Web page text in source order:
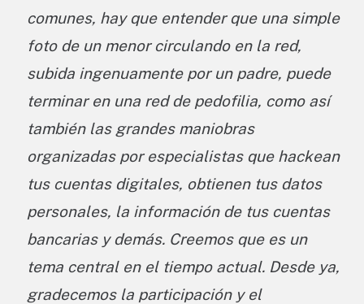
comunes, hay que entender que una simple
foto de un menor circulando en la red,
subida ingenuamente por un padre, puede
terminar en una red de pedofilia, como así
también las grandes maniobras
organizadas por especialistas que hackean
tus cuentas digitales, obtienen tus datos
personales, la información de tus cuentas
bancarias y demás. Creemos que es un
tema central en el tiempo actual. Desde ya,
gradecemos la participación y el